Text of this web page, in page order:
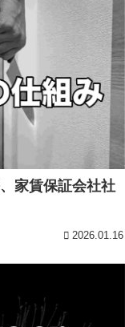
家賃保証会社社
2026.01.16